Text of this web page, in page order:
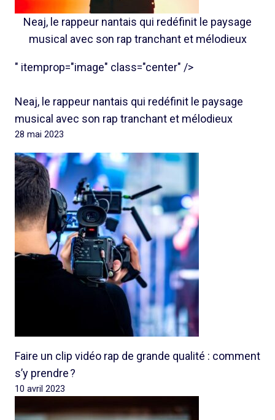
Neaj, le rappeur nantais qui redéfinit le paysage
musical avec son rap tranchant et mélodieux
" itemprop="image" class="center" />
Neaj, le rappeur nantais qui redéfinit le paysage
musical avec son rap tranchant et mélodieux
28 mai 2023
Faire un clip vidéo rap de grande qualité : comment
s’y prendre ?
10 avril 2023